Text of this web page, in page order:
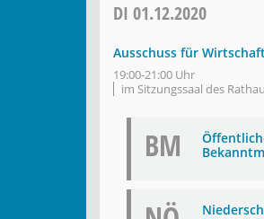
DI 01.12.2020
Ausschuss für
19:00-21:00 Uhr
im Sitzungssaal des
BM